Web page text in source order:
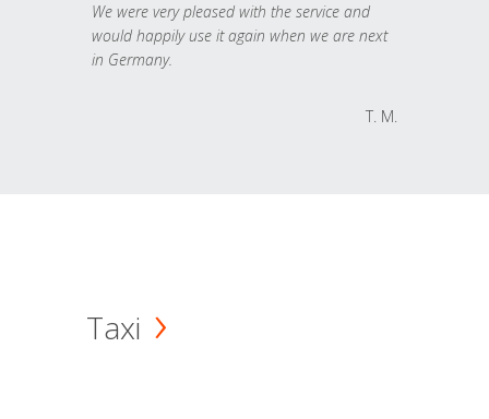
We were very pleased with the service and
would happily use it again when we are next
in Germany.
T. M.
Taxi